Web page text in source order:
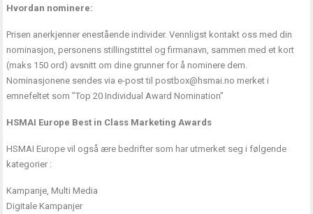
Hvordan nominere:
Prisen anerkjenner enestående individer. Vennligst kontakt oss med din
nominasjon, personens stillingstittel og firmanavn, sammen med et kort
(maks 150 ord) avsnitt om dine grunner for å nominere dem.
Nominasjonene sendes via e-post til postbox@hsmai.no merket i
emnefeltet som ”Top 20 Individual Award Nomination”
HSMAI Europe Best in Class Marketing Awards
HSMAI Europe vil også ære bedrifter som har utmerket seg i følgende
kategorier :
Kampanje, Multi Media
Digitale Kampanjer